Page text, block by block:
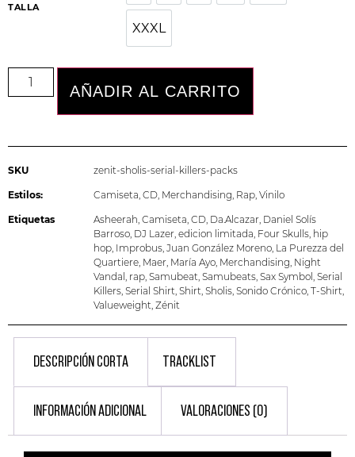
TALLA
XXXL
XXXL
AÑADIR AL CARRITO
SKU zenit-sholis-serial-killers-packs
Estilos: Camiseta, CD, Merchandising, Rap, Vinilo
Etiquetas Asheerah, Camiseta, CD, Da.Alcazar, Daniel Solís
Barroso, DJ Lazer, edicion limitada, Four Skulls, hip
hop, Improbus, Juan González Moreno, La Purezza del
Quartiere, Maer, María Ayo, Merchandising, Night
Vandal , rap, Samubeat, Samubeats, Sax Symbol , Serial
Killers, Serial Shirt, Shirt, Sholis, Sonido Crónico, T-Shirt,
Valueweight, Zénit
DESCRIPCIÓN CORTA TRACKLIST
INFORMACIÓN ADICIONAL VALORACIONES (0)